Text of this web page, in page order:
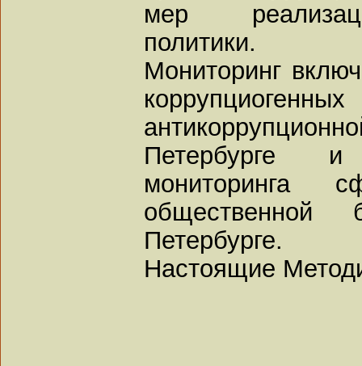
мер
политики.
Мониторинг
Петербурге
мониторинга
общественной
Петербурге.
Настоящие